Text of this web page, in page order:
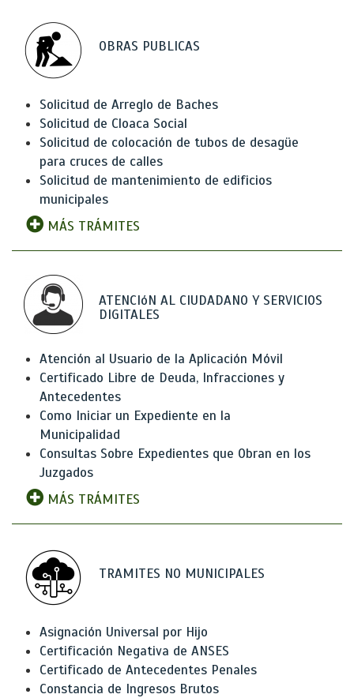
OBRAS PUBLICAS
Solicitud de Arreglo de Baches
Solicitud de Cloaca Social
Solicitud de colocación de tubos de desagüe
para cruces de calles
Solicitud de mantenimiento de edificios
municipales
MÁS TRÁMITES
ATENCIóN AL CIUDADANO Y SERVICIOS
DIGITALES
Atención al Usuario de la Aplicación Móvil
Certificado Libre de Deuda, Infracciones y
Antecedentes
Como Iniciar un Expediente en la
Municipalidad
Consultas Sobre Expedientes que Obran en los
Juzgados
MÁS TRÁMITES
TRAMITES NO MUNICIPALES
Asignación Universal por Hijo
Certificación Negativa de ANSES
Certificado de Antecedentes Penales
Constancia de Ingresos Brutos